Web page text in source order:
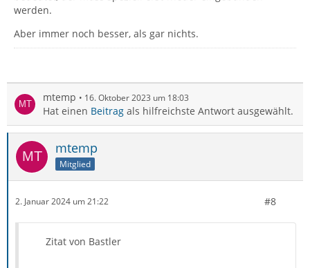
werden.
Aber immer noch besser, als gar nichts.
mtemp 16. Oktober 2023 um 18:03
Hat einen Beitrag als hilfreichste Antwort ausgewählt.
mtemp
Mitglied
2. Januar 2024 um 21:22 #8
Zitat von Bastler